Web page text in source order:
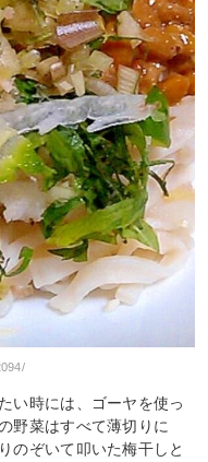
い時には、ゴーヤを使っ
野菜はすべて薄切りに
のぞいて叩いた梅干しと